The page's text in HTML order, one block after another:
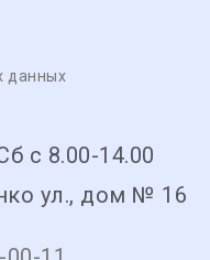
данных
с 8.00-14.00
ул., дом № 16